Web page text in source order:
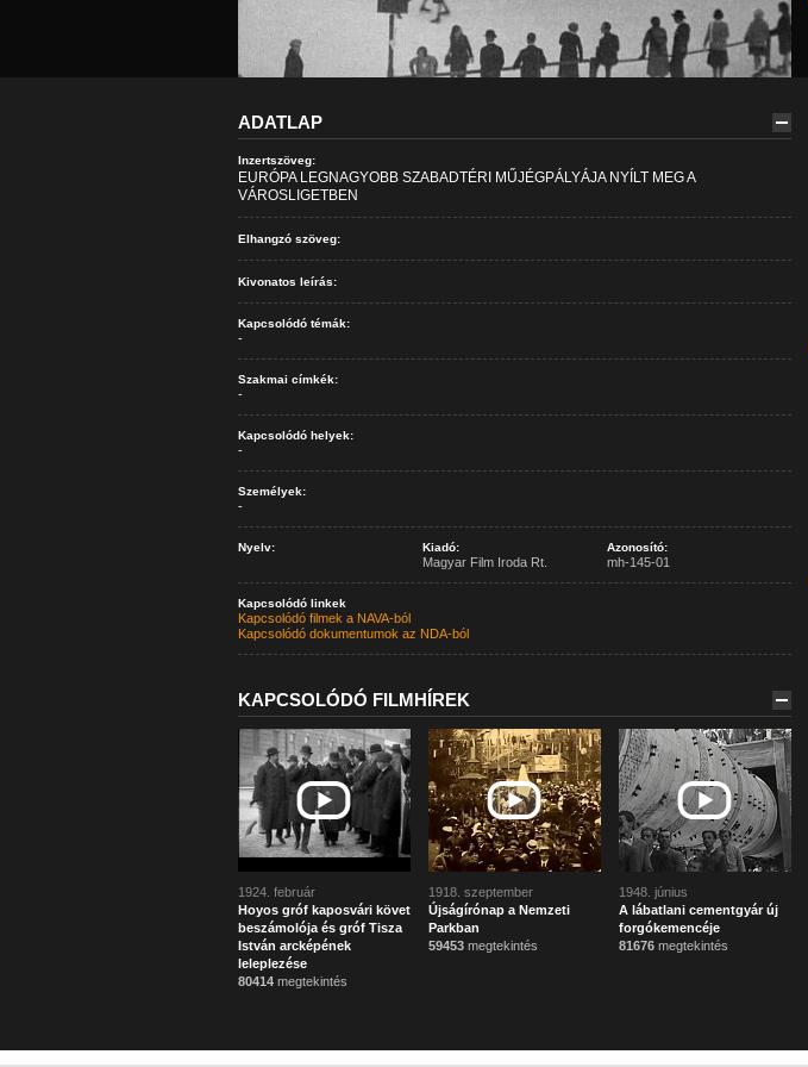
ADATLAP
Inzertszöveg:
EURÓPA LEGNAGYOBB SZABADTÉRI MŰJÉGPÁLYÁJA NYÍLT MEG A
VÁROSLIGETBEN
Elhangzó szöveg:
Kivonatos leírás:
Kapcsolódó témák:
-
Szakmai címkék:
-
Kapcsolódó helyek:
-
Személyek:
-
Nyelv: Kiadó:
Magyar Film Iroda Rt.
Azonosító:
mh-145-01
Kapcsolódó linkek
Kapcsolódó filmek a NAVA-ból
Kapcsolódó dokumentumok az NDA-ból
KAPCSOLÓDÓ FILMHÍREK
1924. február
Hoyos gróf kaposvári követ
beszámolója és gróf Tisza
István arcképének
leleplezése
80414megtekintés
1918. szeptember
Újságírónap a Nemzeti
Parkban
59453megtekintés
1948. június
A lábatlani cementgyár új
forgókemencéje
81676megtekintés